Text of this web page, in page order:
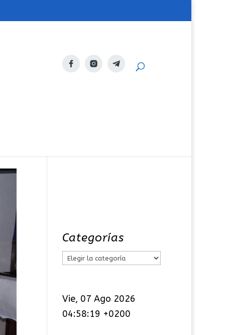
Categorías
C
e
g
Vie, 07 Ago 2026
04:58:20 +0200